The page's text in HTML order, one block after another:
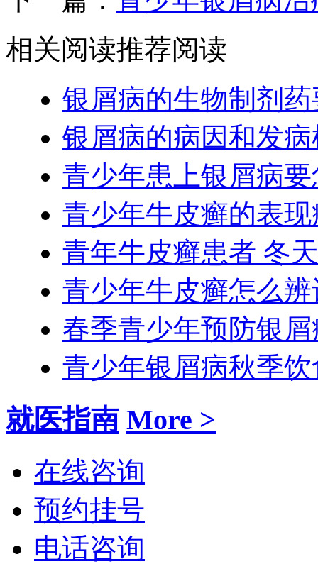
相关阅读推荐阅读
银屑病的生物制剂
银屑病的病因和发
青少年患上银屑病
青少年牛皮癣的表
青年牛皮癣患者 冬
青少年牛皮癣怎么辨
春季青少年预防银
青少年银屑病秋季
就医指南 More >
在线咨询
预约挂号
电话咨询